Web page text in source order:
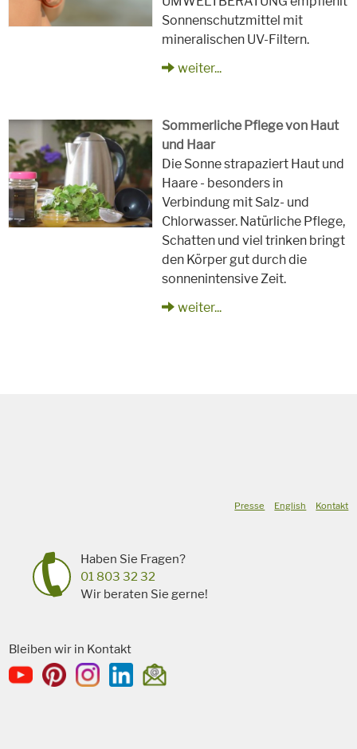
Sonnenschutzmittel mit
mineralischen UV-Filtern.
weiter...
Sommerliche Pflege von Haut
und Haar
Die Sonne strapaziert Haut und
Haare - besonders in
Verbindung mit Salz- und
Chlorwasser. Natürliche Pflege,
Schatten und viel trinken bringt
den Körper gut durch die
sonnenintensive Zeit.
weiter...
Presse English Kontakt
Haben Sie Fragen?
01 803 32 32
Wir beraten Sie gerne!
Bleiben wir in Kontakt